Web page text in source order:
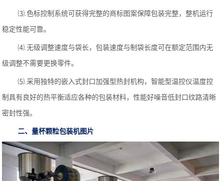
⑶.色标控制系统可获得完整的商标图案保障包装完整，整机运行
稳定性能可靠。
⑷.无级调整速度与袋长，包装速度与制袋长度可在额定范围内无
级调整不需要更换零件。
⑸.采用独特的嵌入式封口加强型热封机构，智能型温控仪温度控
制具有良好的热平衡适应各种的包装材料，性能好噪音低封口纹路清晰
密封性强。
二、量杯颗粒包装机图片